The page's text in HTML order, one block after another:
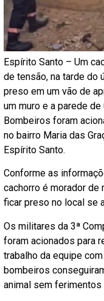
Espírito Santo – Um
de tensão, na tarde do
preso em um vão de
um muro e a parede
Bombeiros foram
no bairro Maria das
Espírito Santo.
Conforme as
cachorro é morador de
ficar preso no local se
Os militares da 3ª
foram acionados para
trabalho da equipe
bombeiros
animal sem ferimentos